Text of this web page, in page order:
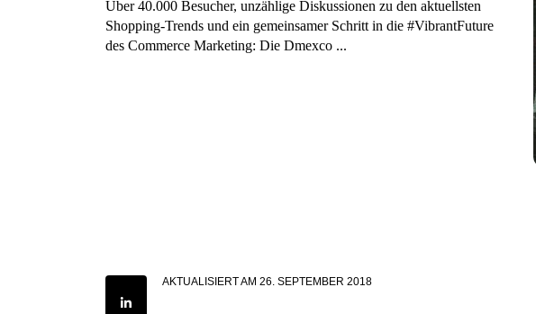
Über 40.000 Besucher, unzählige Diskussionen zu den aktuellsten
Shopping-Trends und ein gemeinsamer Schritt in die #VibrantFuture
des Commerce Marketing: Die Dmexco ...
Share on LinkedIn
AKTUALISIERT AM 26. SEPTEMBER 2018